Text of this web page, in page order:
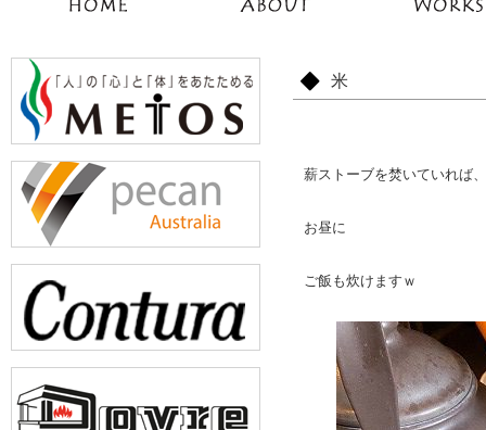
米
薪ストーブを焚いていれば、
お昼に
ご飯も炊けますｗ